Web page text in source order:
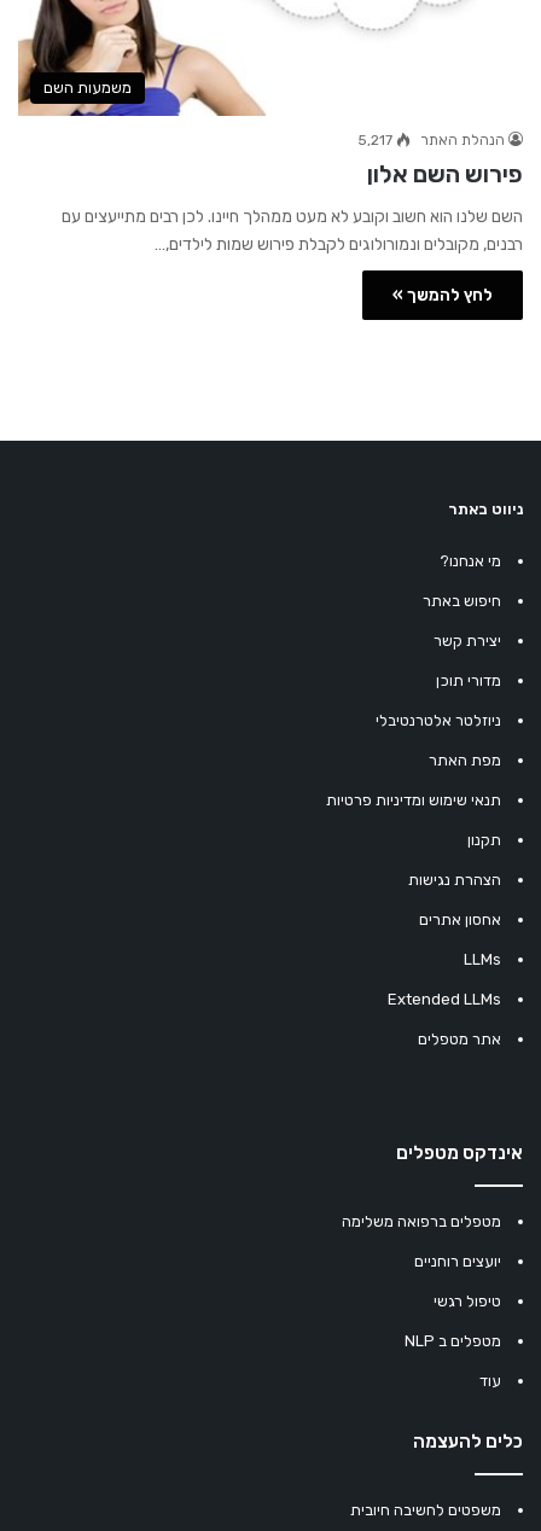
משמעות השם
הנהלת האתר 5,217
פירוש השם אלון
השם שלנו הוא חשוב וקובע לא מעט ממהלך חיינו. לכן רבים מתייעצים עם
רבנים, מקובלים ונמורולוגים לקבלת פירוש שמות לילדים,…
לחץ להמשך »
ניווט באתר
מי אנחנו?
חיפוש באתר
יצירת קשר
מדורי תוכן
ניוזלטר אלטרנטיבלי
מפת האתר
תנאי שימוש ומדיניות פרטיות
תקנון
הצהרת נגישות
אחסון אתרים
LLMs
Extended LLMs
אתר מטפלים
אינדקס מטפלים
מטפלים ברפואה משלימה
יועצים רוחניים
טיפול רגשי
מטפלים ב NLP
עוד
כלים להעצמה
משפטים לחשיבה חיובית